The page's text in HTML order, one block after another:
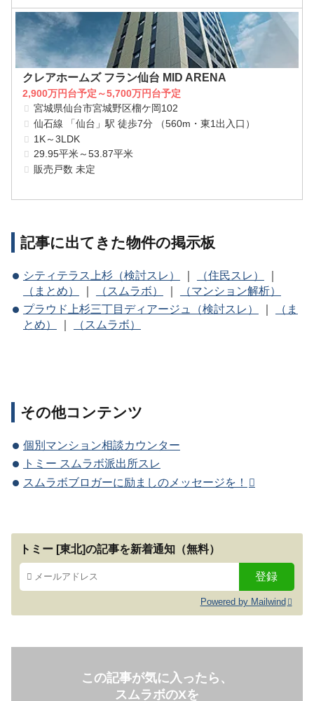
クレアホームズ フラン仙台 MID ARENA
2,900万円台予定～5,700万円台予定
宮城県仙台市宮城野区榴ケ岡102
仙石線 「仙台」駅 徒歩7分 （560m・東1出入口）
1K～3LDK
29.95平米～53.87平米
販売戸数 未定
記事に出てきた物件の掲示板
シティテラス上杉（検討スレ） ｜ （住民スレ）
｜
（まとめ）
｜ （スムラボ） ｜
（マンション解析）
プラウド上杉三丁目ディアージュ（検討スレ）
（ま
とめ）
（スムラボ）
その他コンテンツ
個別マンション相談カウンター
トミー スムラボ派出所スレ
スムラボブロガーに励ましのメッセージを！
トミー [東北]の記事を新着通知（無料）
Powered by Mailwind
この記事が気に入ったら、
スムラボのXを